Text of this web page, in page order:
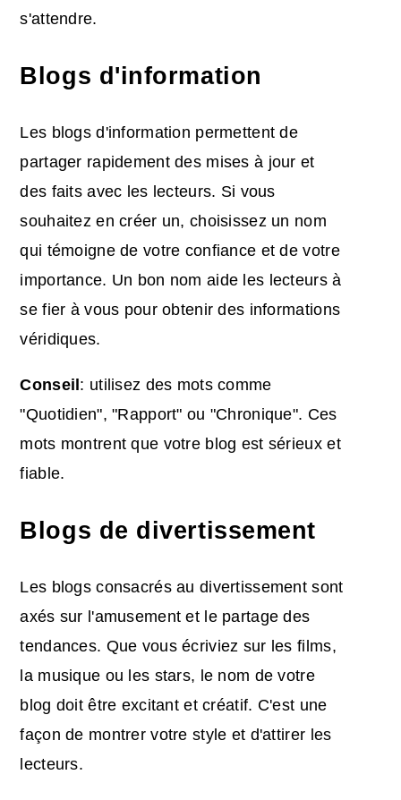
s'attendre.
Blogs d'information
Les blogs d'information permettent de
partager rapidement des mises à jour et
des faits avec les lecteurs. Si vous
souhaitez en créer un, choisissez un nom
qui témoigne de votre confiance et de votre
importance. Un bon nom aide les lecteurs à
se fier à vous pour obtenir des informations
véridiques.
Conseil : utilisez des mots comme
"Quotidien", "Rapport" ou "Chronique". Ces
mots montrent que votre blog est sérieux et
fiable.
Blogs de divertissement
Les blogs consacrés au divertissement sont
axés sur l'amusement et le partage des
tendances. Que vous écriviez sur les films,
la musique ou les stars, le nom de votre
blog doit être excitant et créatif. C'est une
façon de montrer votre style et d'attirer les
lecteurs.